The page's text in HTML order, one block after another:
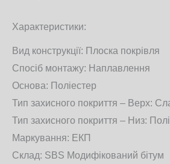
Характеристики:
Вид конструкції: Плоска покрівля
Спосіб монтажу: Наплавлення
Основа: Поліестер
Тип захисного покриття – Верх:
Тип захисного покриття – Низ:
Маркування: ЕКП
Склад: SBS Модифікований бітум